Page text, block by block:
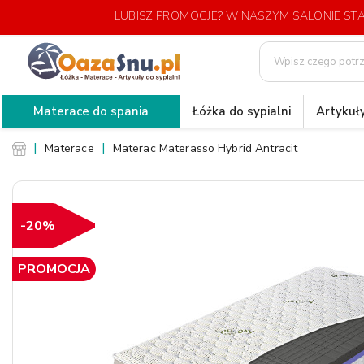
LUBISZ PROMOCJE? W NASZYM SALONIE
Materace do spania Łóżka do sypialni
Materace Materac Materasso Hybrid Antracit
PROMOCJA
-20%